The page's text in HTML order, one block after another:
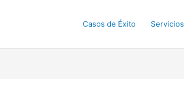
Casos de Éxito Servicios